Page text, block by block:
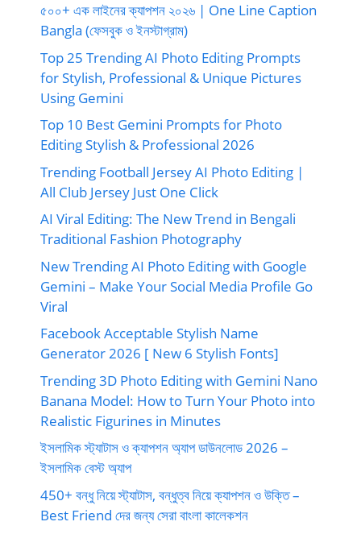
৫০০+ এক লাইনের ক্যাপশন ২০২৬ | One Line Caption
Bangla (ফেসবুক ও ইনস্টাগ্রাম)
Top 25 Trending AI Photo Editing Prompts
for Stylish, Professional & Unique Pictures
Using Gemini
Top 10 Best Gemini Prompts for Photo
Editing Stylish & Professional 2026
Trending Football Jersey AI Photo Editing |
All Club Jersey Just One Click
AI Viral Editing: The New Trend in Bengali
Traditional Fashion Photography
New Trending AI Photo Editing with Google
Gemini – Make Your Social Media Profile Go
Viral
Facebook Acceptable Stylish Name
Generator 2026 [ New 6 Stylish Fonts]
Trending 3D Photo Editing with Gemini Nano
Banana Model: How to Turn Your Photo into
Realistic Figurines in Minutes
ইসলামিক স্ট্যাটাস ও ক্যাপশন অ্যাপ ডাউনলোড 2026 –
ইসলামিক বেস্ট অ্যাপ
450+ বন্ধু নিয়ে স্ট্যাটাস, বন্ধুত্ব নিয়ে ক্যাপশন ও উক্তি –
Best Friend দের জন্য সেরা বাংলা কালেকশন